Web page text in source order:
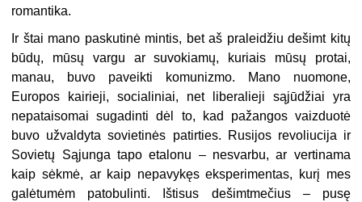
romantika.
Ir štai mano paskutinė mintis, bet aš praleidžiu dešimt kitų
būdų, mūsų vargu ar suvokiamų, kuriais mūsų protai,
manau, buvo paveikti komunizmo. Mano nuomone,
Europos kairieji, socialiniai, net liberalieji sąjūdžiai yra
nepataisomai sugadinti dėl to, kad pažangos vaizduotė
buvo užvaldyta sovietinės patirties. Rusijos revoliucija ir
Sovietų Sąjunga tapo etalonu – nesvarbu, ar vertinama
kaip sėkmė, ar kaip nepavykęs eksperimentas, kurį mes
galėtumėm patobulinti. Ištisus dešimtmečius – pusę